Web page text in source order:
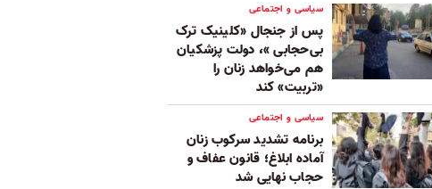
سیاسی و اجتماعی
پس از جنجال «کلینیک ترک
بی‌حجابی »، دولت پزشکیان
هم می‌خواهد زنان را
«تربیت» کند
سیاسی و اجتماعی
برنامه تشدید سرکوب زنان
آماده ابلاغ؛ قانون عفاف و
حجاب نهایی شد